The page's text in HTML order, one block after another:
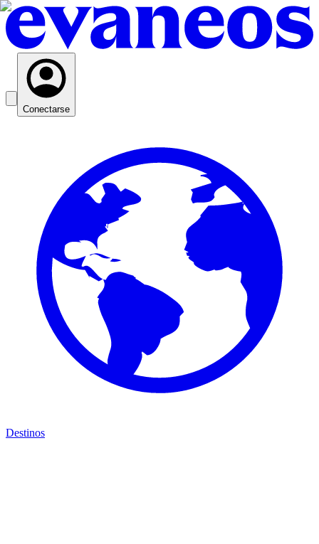
Conectarse
Destinos